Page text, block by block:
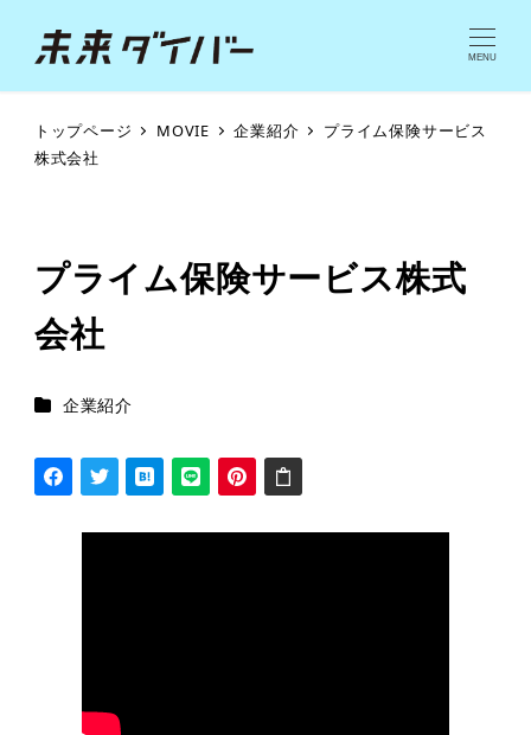
MENU
トップページ MOVIE 企業紹介
プライム保険サービス
株式会社
プライム保険サービス株式
会社
ムービーカテゴリー
企業紹介